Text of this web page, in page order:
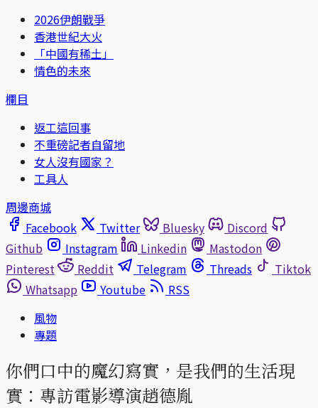
2026伊朗戰爭
香港世紀大火
「中國有稀土」
情色的未來
欄目
返工這回事
不重磅記者自留地
女人沒有國家？
工具人
周邊商城
Facebook
Twitter Bluesky
Discord
Github
Instagram Linkedin
Mastodon
Pinterest
Reddit Telegram Threads
Tiktok
Whatsapp
Youtube
RSS
風物
專題
你們口中的魔幻寫實，是我們的生活現
實：專訪電影導演趙德胤